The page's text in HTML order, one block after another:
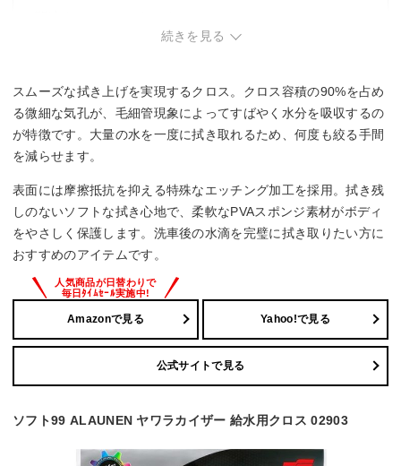
続きを見る
スムーズな拭き上げを実現するクロス。クロス容積の90%を占め
る微細な気孔が、毛細管現象によってすばやく水分を吸収するの
が特徴です。大量の水を一度に拭き取れるため、何度も絞る手間
を減らせます。
表面には摩擦抵抗を抑える特殊なエッチング加工を採用。拭き残
しのないソフトな拭き心地で、柔軟なPVAスポンジ素材がボディ
をやさしく保護します。洗車後の水滴を完璧に拭き取りたい方に
おすすめのアイテムです。
Amazonで見る Yahoo!で見る
公式サイトで見る
ソフト99 ALAUNEN ヤワラカイザー 給水用クロス 02903